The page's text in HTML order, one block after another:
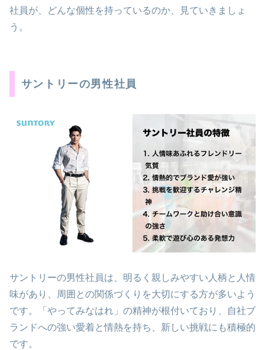
社員が、どんな個性を持っているのか、見ていきましょ
う。
サントリーの男性社員
サントリーの男性社員は、明るく親しみやすい人柄と人情
味があり、周囲との関係づくりを大切にする方が多いよう
です。「やってみなはれ」の精神が根付いており、自社ブ
ランドへの強い愛着と情熱を持ち、新しい挑戦にも積極的
です。